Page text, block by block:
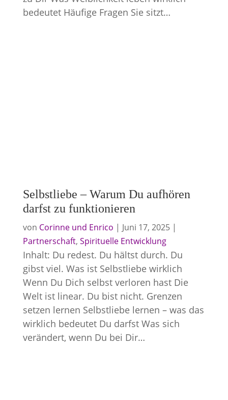
bedeutet Häufige Fragen Sie sitzt…
Selbstliebe – Warum Du aufhören
darfst zu funktionieren
von Corinne und Enrico | Juni 17, 2025|
Partnerschaft, Spirituelle Entwicklung
Inhalt: Du redest. Du hältst durch. Du
gibst viel. Was ist Selbstliebe wirklich
Wenn Du Dich selbst verloren hast Die
Welt ist linear. Du bist nicht. Grenzen
setzen lernen Selbstliebe lernen – was das
wirklich bedeutet Du darfst Was sich
verändert, wenn Du bei Dir…